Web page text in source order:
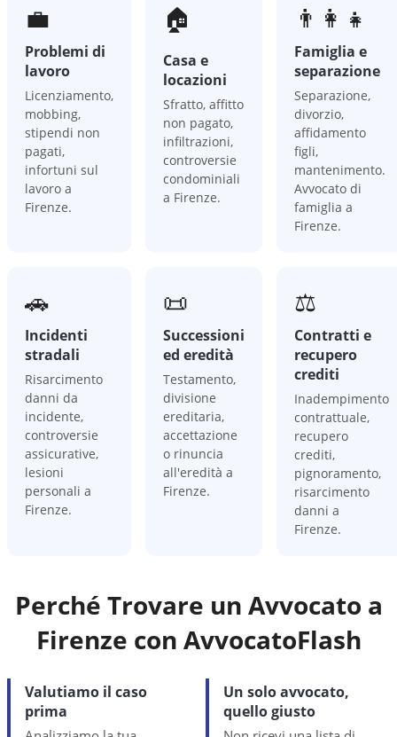
💼
Problemi di
lavoro
Licenziamento,
mobbing,
stipendi non
pagati,
infortuni sul
lavoro a
Firenze.
🏠
Casa e
locazioni
Sfratto, affitto
non pagato,
infiltrazioni,
controversie
condominiali
a Firenze.
👨‍👩‍👧
Famiglia e
separazione
Separazione,
divorzio,
affidamento
figli,
mantenimento.
Avvocato di
famiglia a
Firenze.
🚗
Incidenti
stradali
Risarcimento
danni da
incidente,
controversie
assicurative,
lesioni
personali a
Firenze.
📜
Successioni
ed eredità
Testamento,
divisione
ereditaria,
accettazione
o rinuncia
all'eredità a
Firenze.
⚖️
Contratti e
recupero
crediti
Inadempimento
contrattuale,
recupero
crediti,
pignoramento,
risarcimento
danni a
Firenze.
Perché Trovare un Avvocato a
Firenze con AvvocatoFlash
Valutiamo il caso
prima
Un solo avvocato,
quello giusto